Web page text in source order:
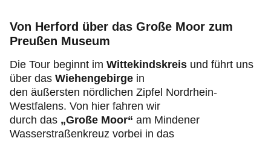
Von Herford über das Große Moor zum
Preußen Museum
Die Tour beginnt im Wittekindskreis und führt uns
über das Wiehengebirge in
den äußersten nördlichen Zipfel Nordrhein-
Westfalens. Von hier fahren wir
durch das „Große Moor“ am Mindener
Wasserstraßenkreuz vorbei in das